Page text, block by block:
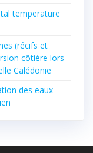
temperature
(récifs et
côtière lors
Calédonie
des eaux